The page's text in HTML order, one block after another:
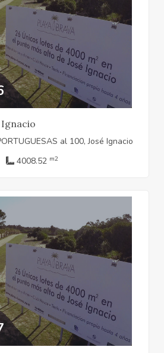
al 100, José Ignacio
4008.52 m2